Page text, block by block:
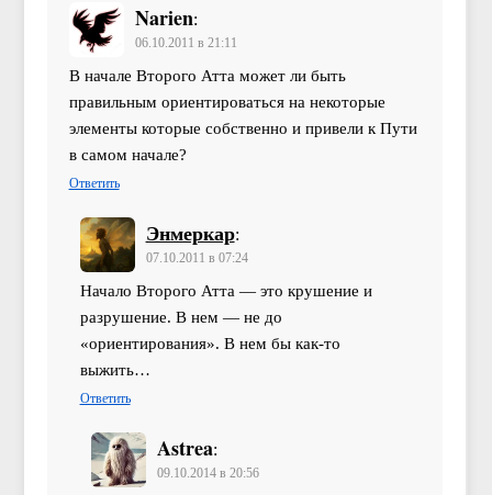
Narien:
06.10.2011 в 21:11
В начале Второго Атта может ли быть
правильным ориентироваться на некоторые
элементы которые собственно и привели к Пути
в самом начале?
Ответить
Энмеркар:
07.10.2011 в 07:24
Начало Второго Атта — это крушение и
разрушение. В нем — не до
«ориентирования». В нем бы как-то
выжить…
Ответить
Astrea:
09.10.2014 в 20:56